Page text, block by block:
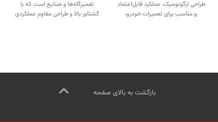
طراحی ارگونومیک، عملکرد قابل‌اعتماد
و مناسب برای تعمیرات خودرو،
تعمیرگاه‌ها و صنایع است که با
گشتاور بالا و طراحی مقاوم عملکردی
بازگشت به بالای صفحه